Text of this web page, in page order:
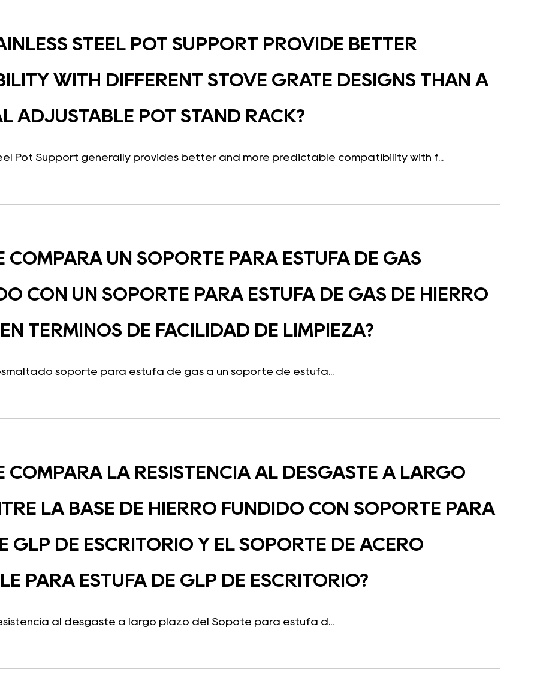
STEEL POT SUPPORT PROVIDE BETTER
WITH DIFFERENT STOVE GRATE DESIGNS THAN A
ADJUSTABLE POT STAND RACK?
Pot Support generally provides better and more predictable compatibility with f...
COMPARA UN SOPORTE PARA ESTUFA DE GAS
CON UN SOPORTE PARA ESTUFA DE GAS DE HIERRO
TÉRMINOS DE FACILIDAD DE LIMPIEZA?
soporte para estufa de gas a un soporte de estufa...
COMPARA LA RESISTENCIA AL DESGASTE A LARGO
LA BASE DE HIERRO FUNDIDO CON SOPORTE PARA
GLP DE ESCRITORIO Y EL SOPORTE DE ACERO
PARA ESTUFA DE GLP DE ESCRITORIO?
al desgaste a largo plazo del Sopote para estufa d...